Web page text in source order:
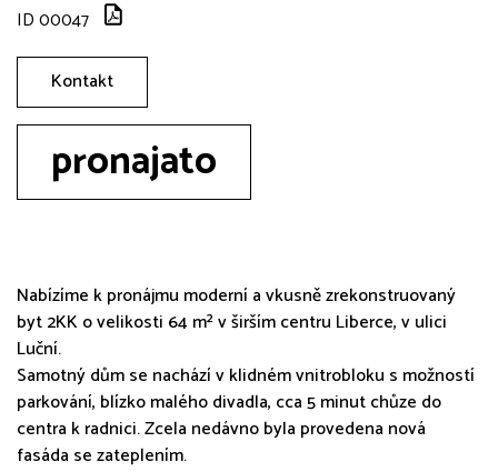
ID 00047
Kontakt
pronajato
Nabízíme k pronájmu moderní a vkusně zrekonstruovaný
byt 2KK o velikosti 64 m² v širším centru Liberce, v ulici
Luční.
Samotný dům se nachází v klidném vnitrobloku s možností
parkování, blízko malého divadla, cca 5 minut chůze do
centra k radnici. Zcela nedávno byla provedena nová
fasáda se zateplením.